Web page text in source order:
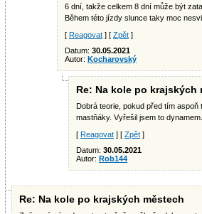
6 dní, takže celkem 8 dní může být
Během této jízdy slunce taky moc
[ Reagovat ] [ Zpět ]
Datum: 30.05.2021
Autor: Kocharovský
Re: Na kole po krajských
Dobrá teorie, pokud před tím
mastňáky. Vyřešil jsem to dynamem.
[ Reagovat ] [ Zpět ]
Datum: 30.05.2021
Autor: Rob144
Re: Na kole po krajských městech